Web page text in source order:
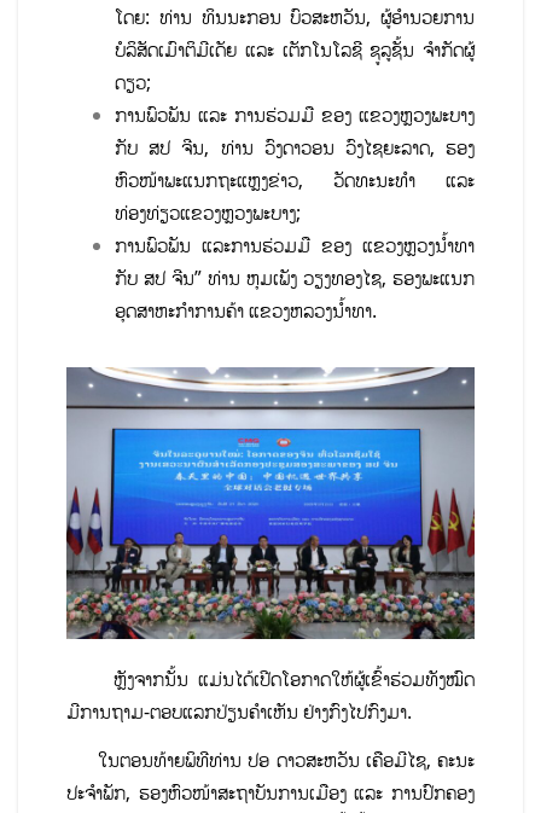
ໂດຍ: ທ່ານ ທິນນະກອນ ບົວສະຫວັນ, ຜູ້ອໍານວຍການ
ບໍລິສັດເມົາຕິມີເດັຍ ແລະ ເຕັກໂນໂລຊີ ຊູລູຊັ້ນ ຈຳກັດຜູ້
ດຽວ;
ການພົວພັນ ແລະ ການຮ່ວມມື ຂອງ ແຂວງຫຼວງພະບາງ
ກັບ ສປ ຈີນ, ທ່ານ ວົງດາວອນ ວົງໄຊຍະລາດ, ຮອງ
ຫົວໜ້າພະແນກຖະແຫຼງຂ່າວ, ວັດທະນະທຳ ແລະ
ທ່ອງທ່ຽວແຂວງຫຼວງພະບາງ;
ການພົວພັນ ແລະການຮ່ວມມື ຂອງ ແຂວງຫຼວງນໍ້າທາ
ກັບ ສປ ຈີນ” ທ່ານ ຫຸມເພັງ ວຽງທອງໄຊ, ຮອງພະແນກ
ອຸດສາຫະກຳການຄ້າ ແຂວງຫລວງນໍ້າທາ.
ຫຼັງຈາກນັ້ນ ແມ່ນໄດ້ເປີດໂອກາດໃຫ້ຜູ້ເຂົ້າຮ່ວມທັງໝົດ
ມີການຖາມ-ຕອບແລກປ່ຽນຄໍາເຫັນ ຢ່າງກົງໄປກົງມາ.
ໃນຕອນທ້າຍພິທີທ່ານ ປອ ດາວສະຫວັນ ເຄືອມີໄຊ, ຄະນະ
ປະຈຳພັກ, ຮອງຫົວໜ້າສະຖາບັນການເມືອງ ແລະ ການປົກຄອງ